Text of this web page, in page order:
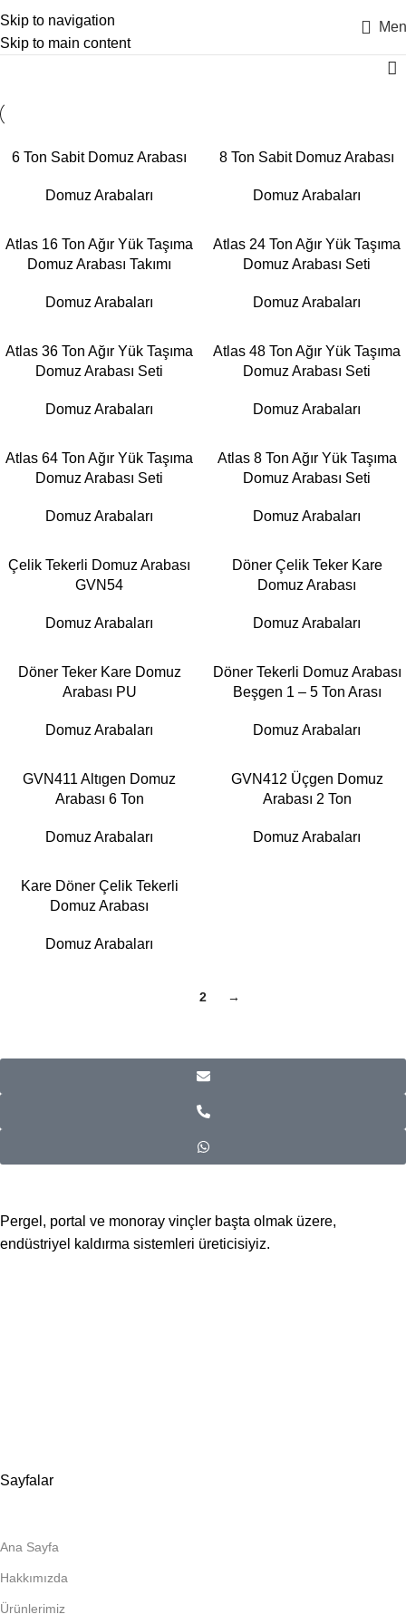
Skip to navigation
Skip to main content
6 Ton Sabit Domuz Arabası
Domuz Arabaları
8 Ton Sabit Domuz Arabası
Domuz Arabaları
Atlas 16 Ton Ağır Yük Taşıma
Domuz Arabası Takımı
Domuz Arabaları
Atlas 24 Ton Ağır Yük Taşıma
Domuz Arabası Seti
Domuz Arabaları
Atlas 36 Ton Ağır Yük Taşıma
Domuz Arabası Seti
Domuz Arabaları
Atlas 48 Ton Ağır Yük Taşıma
Domuz Arabası Seti
Domuz Arabaları
Atlas 64 Ton Ağır Yük Taşıma
Domuz Arabası Seti
Domuz Arabaları
Atlas 8 Ton Ağır Yük Taşıma
Domuz Arabası Seti
Domuz Arabaları
Çelik Tekerli Domuz Arabası
GVN54
Domuz Arabaları
Döner Çelik Teker Kare
Domuz Arabası
Domuz Arabaları
Döner Teker Kare Domuz
Arabası PU
Domuz Arabaları
Döner Tekerli Domuz Arabası
Beşgen 1 – 5 Ton Arası
Domuz Arabaları
GVN411 Altıgen Domuz
Arabası 6 Ton
Domuz Arabaları
GVN412 Üçgen Domuz
Arabası 2 Ton
Domuz Arabaları
Kare Döner Çelik Tekerli
Domuz Arabası
Domuz Arabaları
2 →
Pergel, portal ve monoray vinçler başta olmak üzere,
endüstriyel kaldırma sistemleri üreticisiyiz.
Sayfalar
Ana Sayfa
Hakkımızda
Ürünlerimiz